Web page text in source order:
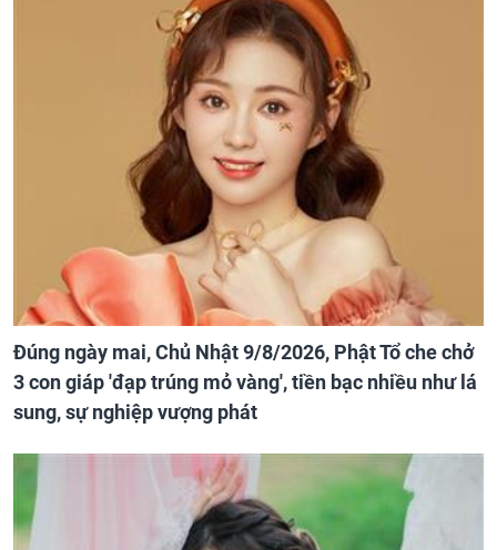
Đúng ngày mai, Chủ Nhật 9/8/2026, Phật Tổ che chở
3 con giáp 'đạp trúng mỏ vàng', tiền bạc nhiều như lá
sung, sự nghiệp vượng phát